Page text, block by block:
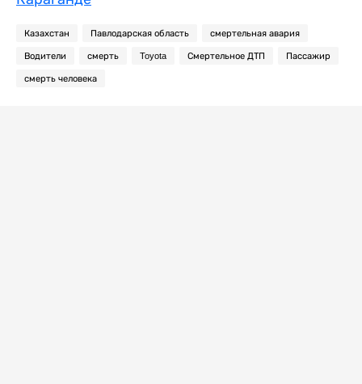
Казахстан Павлодарская область смертельная авария
Водители смерть Toyota Смертельное ДТП Пассажир
смерть человека